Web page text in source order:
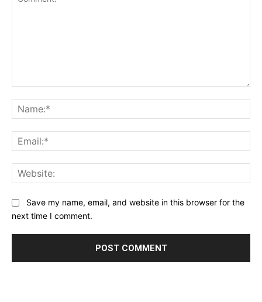
Save my name, email, and website in this browser for the
next time I comment.